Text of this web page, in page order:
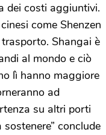
dei costi aggiuntivi.
come Shenzen
Shangai è
al mondo e ciò
lì hanno maggiore
ad
su altri porti
conclude